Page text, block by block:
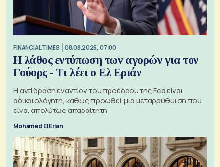
FINANCIAL TIMES 08.08.2026, 07:00
Η λάθος εντύπωση των αγορών για τον
Γούορς - Τι λέει ο Ελ Εριάν
Η αντίδραση εναντίον του προέδρου της Fed είναι
αδικαιολόγητη, καθώς προωθεί μια μεταρρύθμιση που
είναι απολύτως απαραίτητη
Mohamed El Erian